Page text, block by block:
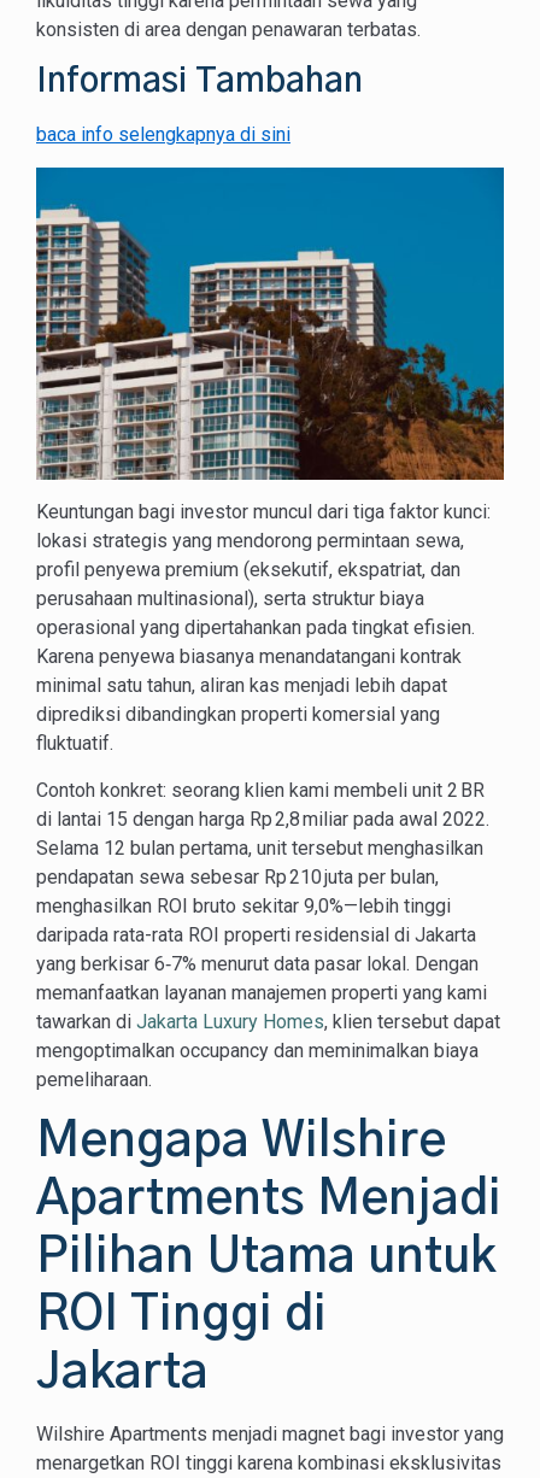
konsisten di area dengan penawaran terbatas.
Informasi Tambahan
baca info selengkapnya di sini
Keuntungan bagi investor muncul dari tiga faktor kunci:
lokasi strategis yang mendorong permintaan sewa,
profil penyewa premium (eksekutif, ekspatriat, dan
perusahaan multinasional), serta struktur biaya
operasional yang dipertahankan pada tingkat efisien.
Karena penyewa biasanya menandatangani kontrak
minimal satu tahun, aliran kas menjadi lebih dapat
diprediksi dibandingkan properti komersial yang
fluktuatif.
Contoh konkret: seorang klien kami membeli unit 2 BR
di lantai 15 dengan harga Rp 2,8 miliar pada awal 2022.
Selama 12 bulan pertama, unit tersebut menghasilkan
pendapatan sewa sebesar Rp 210 juta per bulan,
menghasilkan ROI bruto sekitar 9,0%—lebih tinggi
daripada rata-rata ROI properti residensial di Jakarta
yang berkisar 6‑7% menurut data pasar lokal. Dengan
memanfaatkan layanan manajemen properti yang kami
tawarkan di Jakarta Luxury Homes, klien tersebut dapat
mengoptimalkan occupancy dan meminimalkan biaya
pemeliharaan.
Mengapa Wilshire
Apartments Menjadi
Pilihan Utama untuk
ROI Tinggi di
Jakarta
Wilshire Apartments menjadi magnet bagi investor yang
menargetkan ROI tinggi karena kombinasi eksklusivitas